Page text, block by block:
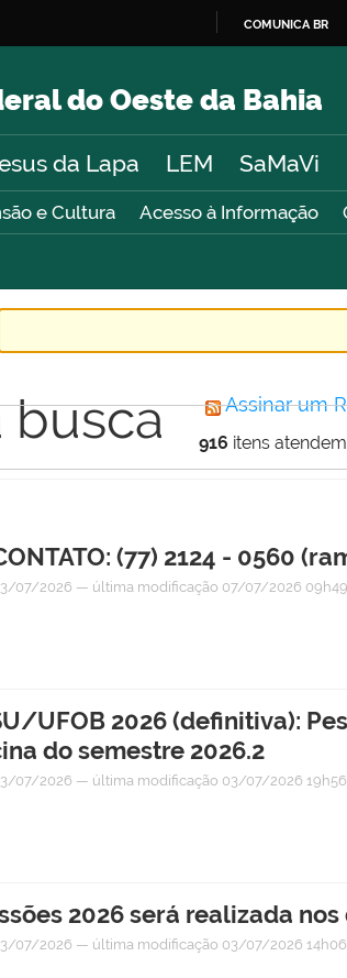
O
COMUNICA BR
do Oeste da Bahia
da Lapa LEM SaMaVi
e Cultura Acesso à Informação
busca Assinar um
916 itens
(77) 2124 - 0560
07/2026 — última modificação 07/07/2026 09h49
UFOB 2026 (definitiva):
do semestre 2026.2
07/2026 — última modificação 03/07/2026 19h56
2026 será realizada
07/2026 — última modificação 03/07/2026 14h06